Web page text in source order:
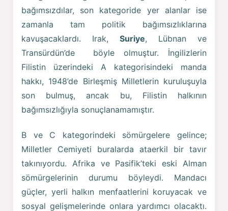
bağımsızdılar, son kategoride yer alanlar ise
zamanla tam politik bağımsızlıklarına
kavuşacaklardı. Irak, Suriye, Lübnan ve
Transürdün’de böyle olmuştur. İngilizlerin
Filistin üzerindeki A kategorisindeki manda
hakkı, 1948’de Birleşmiş Milletlerin kuruluşuyla
son bulmuş, ancak bu, Filistin halkının
bağımsızlığıyla sonuçlanamamıştır.
B ve C kategorindeki sömürgelere gelince;
Milletler Cemiyeti buralarda ataerkil bir tavır
takınıyordu. Afrika ve Pasifik’teki eski Alman
sömürgelerinin durumu böyleydi. Mandacı
güçler, yerli halkın menfaatlerini koruyacak ve
sosyal gelişmelerinde onlara yardımcı olacaktı.